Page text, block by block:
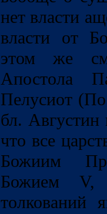
нет власти
власти от
этом же
Апостола
Пелусиот
бл. Августин
что все
Божиим
Божием
толкований